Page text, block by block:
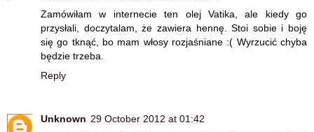
Zamówiłam w internecie ten olej Vatika, ale kiedy go
przysłali, doczytalam, że zawiera hennę. Stoi sobie i boję
się go tknąć, bo mam włosy rozjaśniane :( Wyrzucić chyba
będzie trzeba.
Reply
Unknown 29 October 2012 at 01:42